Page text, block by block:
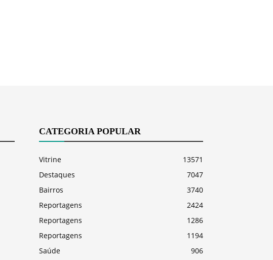
CATEGORIA POPULAR
Vitrine
13571
Destaques
7047
Bairros
3740
Reportagens
2424
Reportagens
1286
Reportagens
1194
Saúde
906